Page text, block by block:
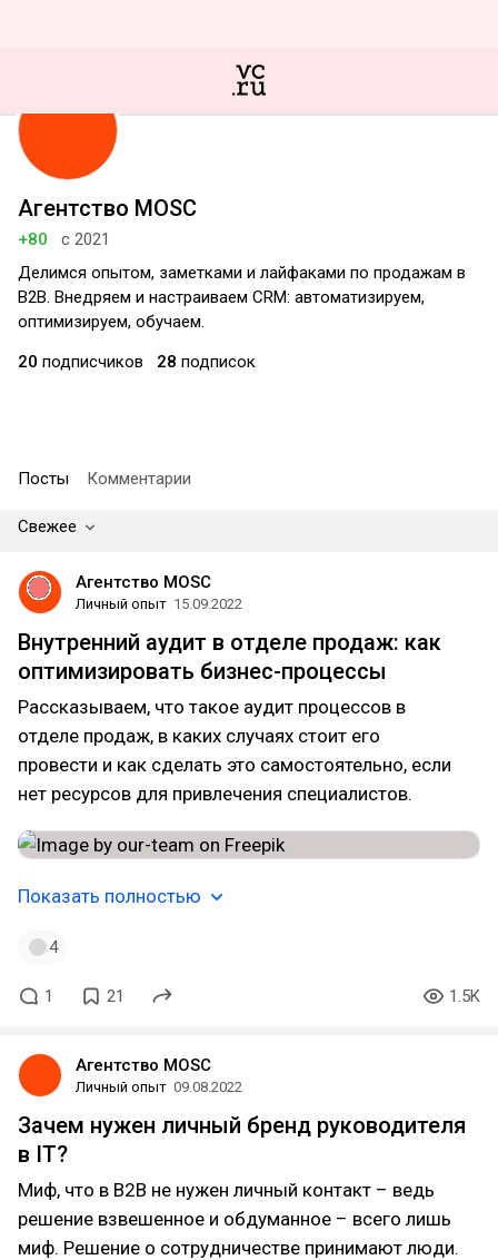
Агентство MOSC
+80
с 2021
Делимся опытом, заметками и лайфаками по продажам в
B2B. Внедряем и настраиваем CRM: автоматизируем,
оптимизируем, обучаем.
20 подписчиков 28 подписок
Посты Комментарии
Свежее
Агентство MOSC
Личный опыт 15.09.2022
Внутренний аудит в отделе продаж: как
оптимизировать бизнес-процессы
Рассказываем, что такое аудит процессов в
отделе продаж, в каких случаях стоит его
провести и как сделать это самостоятельно, если
нет ресурсов для привлечения специалистов.
Показать полностью
4
1 21 1.5K
Агентство MOSC
Личный опыт 09.08.2022
Зачем нужен личный бренд руководителя
в IT?
Миф, что в B2B не нужен личный контакт – ведь
решение взвешенное и обдуманное – всего лишь
миф. Решение о сотрудничестве принимают люди.